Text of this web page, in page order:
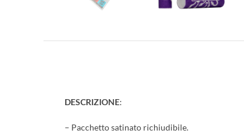
DESCRIZIONE:
– Pacchetto satinato richiudibile.